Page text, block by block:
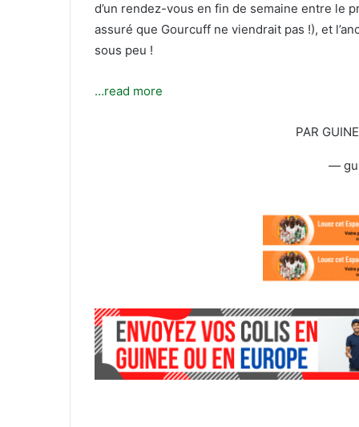
t
t
r
r
d’un rendez-vous en fin de semaine entre le
assuré que Gourcuff ne viendrait pas !), et
sous peu !
…read more
PAR
—